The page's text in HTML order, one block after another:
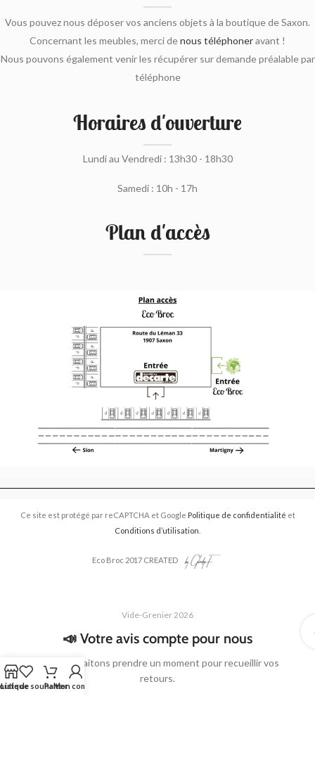
Vous pouvez nous déposer vos anciens objets à la boutique de Saxon.
Concernant les meubles, merci denous téléphoneravant !
Nous pouvons également venir les récupérer sur demande préalable par
téléphone
Horaires d'ouverture
Lundi au Vendredi : 13h30 - 18h30
Samedi : 10h - 17h
Plan d'accès
Ce site est protégé par reCAPTCHA et Google Politique de confidentialité et
Conditions d’utilisation
Eco Broc 2017 CREATED
Vide-Grenier 2026
📣 Votre avis compte pour nous
Nous souhaitons prendre un moment pour recueillir vos
retours.
Liste de souhaits
Panier
Mon compte